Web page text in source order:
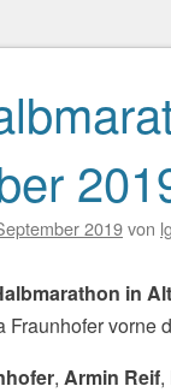
2019von
in
Fraunhofer vorne
, Armin Reif,